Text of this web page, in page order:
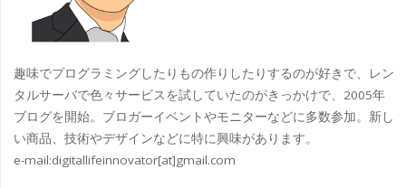
わ
で
欲
し
趣味でプログラミングしたりもの作りしたりするのが好きで、レン
タルサーバで色々サービスを試していたのがきっかけで、2005年
ブログを開始。ブロガーイベントやモニターなどに多数参加。新し
い商品、技術やデザインなどに特に興味があります。
e-mail:digitallifeinnovator[at]gmail.com